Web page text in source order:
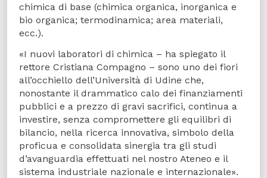
chimica di base (chimica organica, inorganica e
bio organica; termodinamica; area materiali,
ecc.).
«I nuovi laboratori di chimica – ha spiegato il
rettore Cristiana Compagno – sono uno dei fiori
all’occhiello dell’Università di Udine che,
nonostante il drammatico calo dei finanziamenti
pubblici e a prezzo di gravi sacrifici, continua a
investire, senza compromettere gli equilibri di
bilancio, nella ricerca innovativa, simbolo della
proficua e consolidata sinergia tra gli studi
d’avanguardia effettuati nel nostro Ateneo e il
sistema industriale nazionale e internazionale».